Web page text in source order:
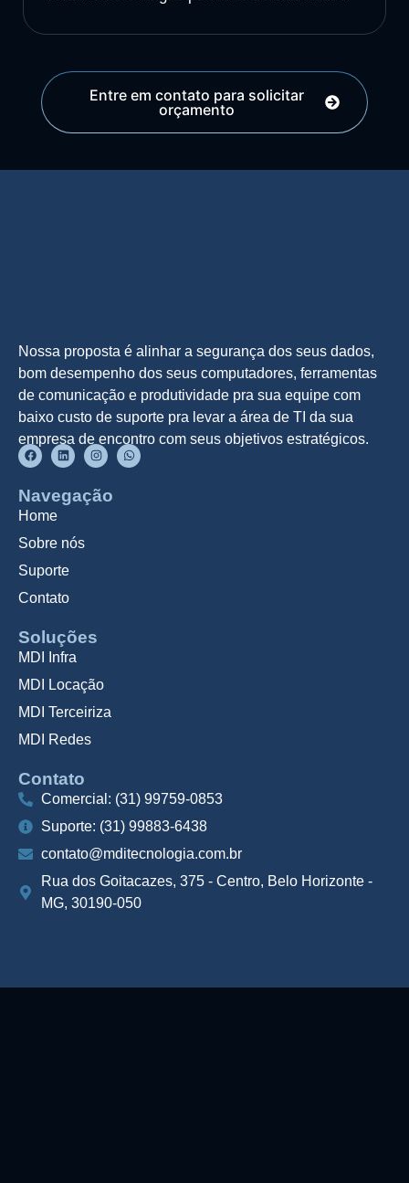
Entre em contato para solicitar
orçamento
Nossa proposta é alinhar a segurança dos seus dados,
bom desempenho dos seus computadores, ferramentas
de comunicação e produtividade pra sua equipe com
baixo custo de suporte pra levar a área de TI da sua
empresa de encontro com seus objetivos estratégicos.
Navegação
Home
Sobre nós
Suporte
Contato
Soluções
MDI Infra
MDI Locação
MDI Terceiriza
MDI Redes
Contato
Comercial: (31) 99759-0853
Suporte: (31) 99883-6438
contato@mditecnologia.com.br
Rua dos Goitacazes, 375 - Centro, Belo Horizonte -
MG, 30190-050